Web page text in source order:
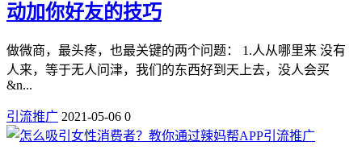
动加你好友的技巧
做微商，最头疼，也最关键的两个问题： 1.人从哪里来 没有
人来，等于无人问津，我们的东西好到天上去，没人会买
&n...
引流推广 2021-05-06 0